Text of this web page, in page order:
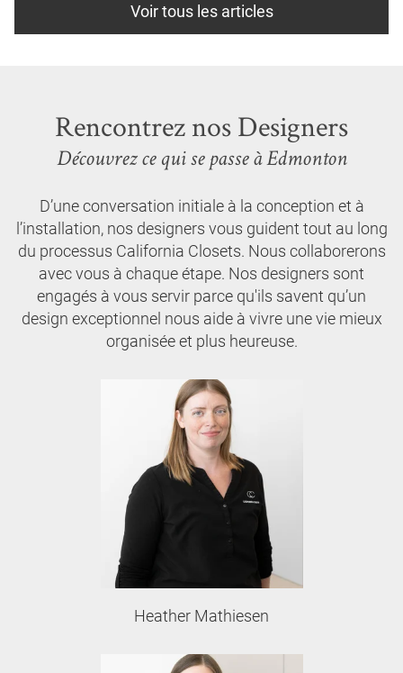
Voir tous les articles
Rencontrez nos Designers
Découvrez ce qui se passe à Edmonton
D’une conversation initiale à la conception et à
l’installation, nos designers vous guident tout au long
du processus California Closets. Nous collaborerons
avec vous à chaque étape. Nos designers sont
engagés à vous servir parce qu'ils savent qu’un
design exceptionnel nous aide à vivre une vie mieux
organisée et plus heureuse.
Heather Mathiesen